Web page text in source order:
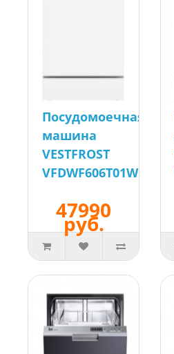
Посудомоечная
машина
VESTFROST
VFDWF606T01W
47990
руб.